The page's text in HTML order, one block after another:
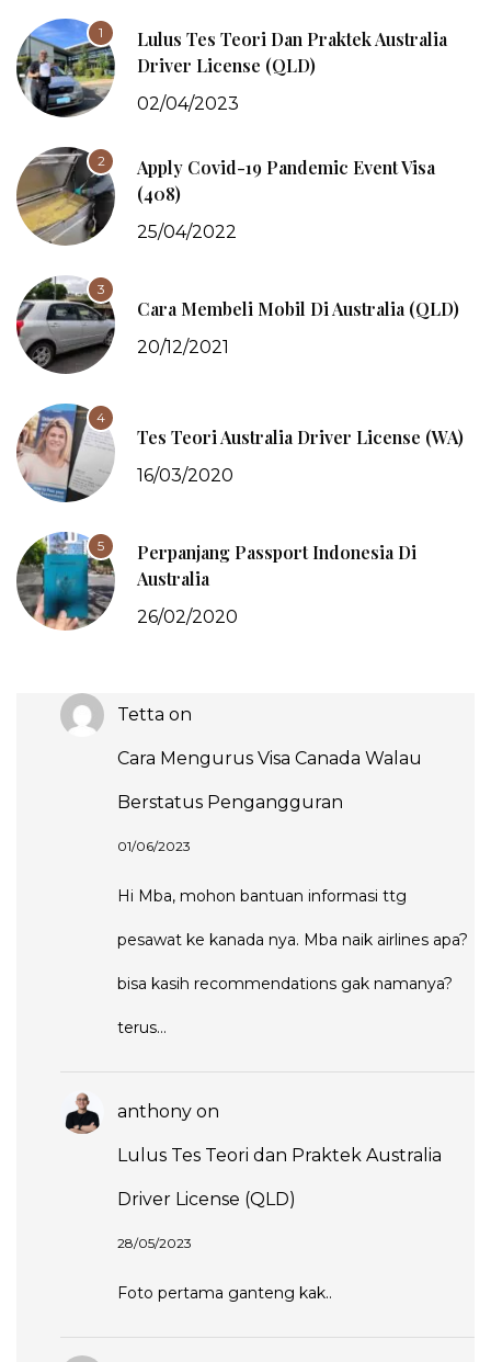
1
Lulus Tes Teori Dan Praktek Australia
Driver License (QLD)
02/04/2023
2
Apply Covid-19 Pandemic Event Visa
(408)
25/04/2022
3
Cara Membeli Mobil Di Australia (QLD)
20/12/2021
4
Tes Teori Australia Driver License (WA)
16/03/2020
5
Perpanjang Passport Indonesia Di
Australia
26/02/2020
Tetta on
Cara Mengurus Visa Canada Walau
Berstatus Pengangguran
01/06/2023
Hi Mba, mohon bantuan informasi ttg
pesawat ke kanada nya. Mba naik airlines apa?
bisa kasih recommendations gak namanya?
terus…
anthony on
Lulus Tes Teori dan Praktek Australia
Driver License (QLD)
28/05/2023
Foto pertama ganteng kak..